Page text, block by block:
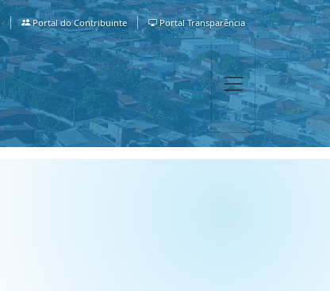
Portal do Contribuinte Portal Transparência